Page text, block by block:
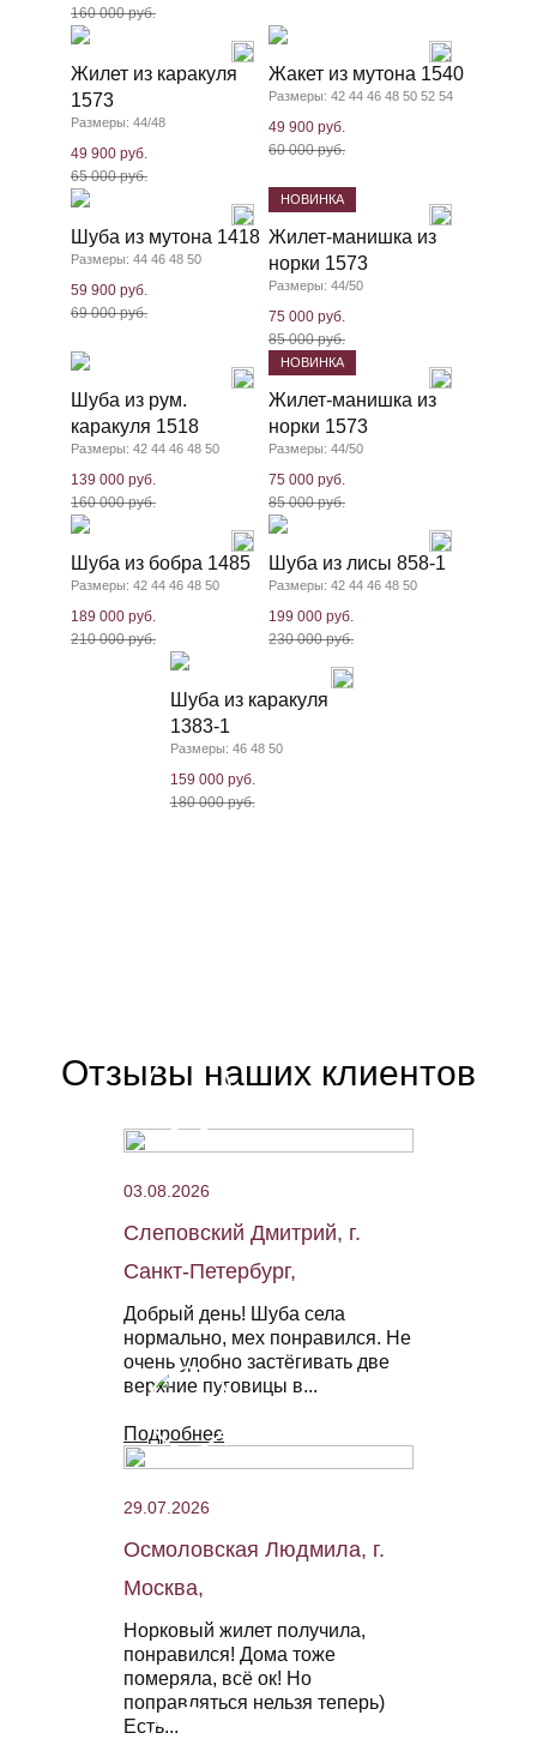
160 000 руб.
Жилет из каракуля
1573
Размеры: 44/48
49 900 руб.
65 000 руб.
Жакет из мутона 1540
Размеры: 42 44 46 48 50 52 54
49 900 руб.
60 000 руб.
Шуба из мутона 1418
Размеры: 44 46 48 50
59 900 руб.
69 000 руб.
НОВИНКА
Жилет-манишка из
норки 1573
Размеры: 44/50
75 000 руб.
85 000 руб.
Шуба из рум.
каракуля 1518
Размеры: 42 44 46 48 50
139 000 руб.
160 000 руб.
НОВИНКА
Жилет-манишка из
норки 1573
Размеры: 44/50
75 000 руб.
85 000 руб.
Шуба из бобра 1485
Размеры: 42 44 46 48 50
189 000 руб.
210 000 руб.
Шуба из лисы 858-1
Размеры: 42 44 46 48 50
199 000 руб.
230 000 руб.
Шуба из каракуля
1383-1
Размеры: 46 48 50
159 000 руб.
180 000 руб.
Отзывы наших клиентов
03.08.2026
Слеповский Дмитрий, г.
Санкт-Петербург,
Добрый день! Шуба села
нормально, мех понравился. Не
очень удобно застёгивать две
верхние пуговицы в...
Подробнее
29.07.2026
Осмоловская Людмила, г.
Москва,
Норковый жилет получила,
понравился! Дома тоже
померяла, всё ок! Но
поправляться нельзя теперь)
Есть...